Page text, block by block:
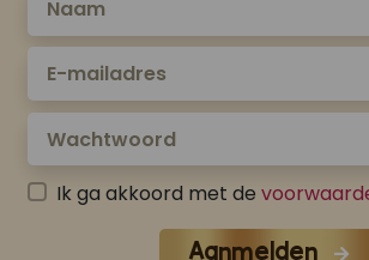
Ik ga akkoord met de
Aanmelden